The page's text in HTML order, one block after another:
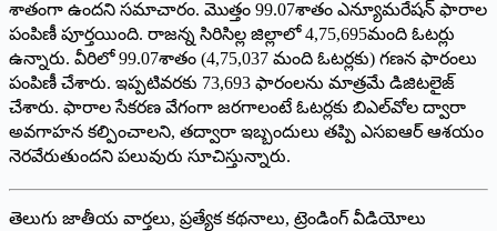
శాతంగా ఉందని సమాచారం. మొత్తం 99.07శాతం ఎన్యూమరేషన్ ఫారాల
పంపిణీ పూర్తయింది. రాజన్న సిరిసిల్ల జిల్లాలో 4,75,695మంది ఓటర్లు
ఉన్నారు. వీరిలో 99.07శాతం (4,75,037 మంది ఓటర్లకు) గణన ఫారంలు
పంపిణీ చేశారు. ఇప్పటివరకు 73,693 ఫారంలను మాత్రమే డిజిటలైజ్
చేశారు. ఫారాల సేకరణ వేగంగా జరగాలంటే ఓటర్లకు బిఎల్‌వోల ద్వారా
అవగాహన కల్పించాలని, తద్వారా ఇబ్బందులు తప్పి ఎసఐఆర్ ఆశయం
నెరవేరుతుందని పలువురు సూచిస్తున్నారు.
తెలుగు జాతీయ వార్తలు, ప్రత్యేక కథనాలు, ట్రెండింగ్ వీడియోలు